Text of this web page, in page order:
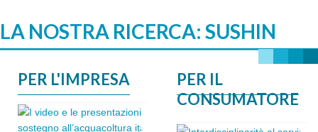
LA NOSTRA RICERCA: SUSHIN
PER L'IMPRESA
PER IL
CONSUMATORE